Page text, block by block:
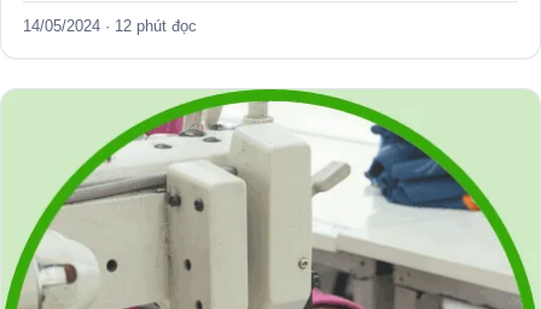
14/05/2024 · 12 phút đọc